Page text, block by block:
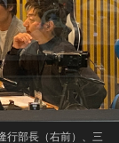
行部長（右前）、三